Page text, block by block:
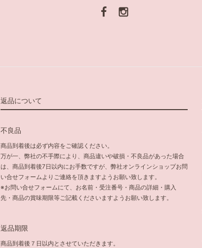
返品について
不良品
商品到着後は必ず内容をご確認ください。
万が一、弊社の不手際により、商品違いや破損・不良品があった場合
は、商品到着後7日以内にお手数ですが、弊社オンラインショップお問
い合せフォームよりご連絡を頂きますようお願い致します。
※お問い合せフォームにて、お名前・受注番号・商品の詳細・購入
先・商品の賞味期限等ご記載くださいますようお願い致します。
返品期限
商品到着後７日以内とさせていただきます。